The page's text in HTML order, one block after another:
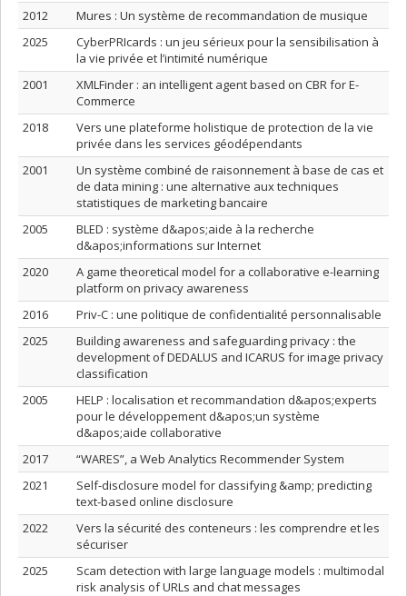
2012
Mures : Un système de recommandation de musique
2025
CyberPRIcards : un jeu sérieux pour la sensibilisation à
la vie privée et l’intimité numérique
2001
XMLFinder : an intelligent agent based on CBR for E-
Commerce
2018
Vers une plateforme holistique de protection de la vie
privée dans les services géodépendants
2001
Un système combiné de raisonnement à base de cas et
de data mining : une alternative aux techniques
statistiques de marketing bancaire
2005
BLED : système d&apos;aide à la recherche
d&apos;informations sur Internet
2020
A game theoretical model for a collaborative e-learning
platform on privacy awareness
2016
Priv-C : une politique de confidentialité personnalisable
2025
Building awareness and safeguarding privacy : the
development of DEDALUS and ICARUS for image privacy
classification
2005
HELP : localisation et recommandation d&apos;experts
pour le développement d&apos;un système
d&apos;aide collaborative
2017
“WARES”, a Web Analytics Recommender System
2021
Self-disclosure model for classifying &amp; predicting
text-based online disclosure
2022
Vers la sécurité des conteneurs : les comprendre et les
sécuriser
2025
Scam detection with large language models : multimodal
risk analysis of URLs and chat messages